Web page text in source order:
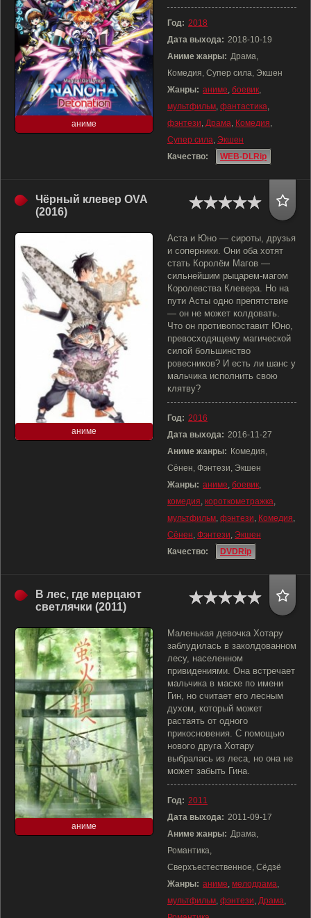
аниме
Год: 2018
Дата выхода: 2018-10-19
Аниме жанры: Драма,
Комедия, Супер сила, Экшен
Жанры: аниме, боевик,
мультфильм, фантастика,
фэнтези, Драма, Комедия,
Супер сила, Экшен
Качество:
WEB-DLRip
Чёрный клевер OVA
(2016)
аниме
Аста и Юно — сироты, друзья
и соперники. Они оба хотят
стать Королём Магов —
сильнейшим рыцарем-магом
Королевства Клевера. Но на
пути Асты одно препятствие
— он не может колдовать.
Что он противопоставит Юно,
превосходящему магической
силой большинство
ровесников? И есть ли шанс у
мальчика исполнить свою
клятву?
Год: 2016
Дата выхода: 2016-11-27
Аниме жанры: Комедия,
Сёнен, Фэнтези, Экшен
Жанры: аниме, боевик,
комедия, короткометражка,
мультфильм, фэнтези, Комедия,
Сёнен, Фэнтези, Экшен
Качество:
DVDRip
В лес, где мерцают
светлячки (2011)
аниме
Маленькая девочка Хотару
заблудилась в заколдованном
лесу, населенном
привидениями. Она встречает
мальчика в маске по имени
Гин, но считает его лесным
духом, который может
растаять от одного
прикосновения. С помощью
нового друга Хотару
выбралась из леса, но она не
может забыть Гина.
Год: 2011
Дата выхода: 2011-09-17
Аниме жанры: Драма,
Романтика,
Сверхъестественное, Сёдзё
Жанры: аниме, мелодрама,
мультфильм, фэнтези, Драма,